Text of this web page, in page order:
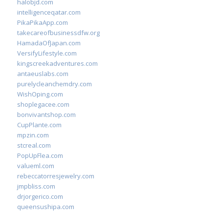
halobjd.com
intelligenceqatar.com
PikaPikaApp.com
takecareofbusinessdfw.org
HamadaOfJapan.com
VersifyLifestyle.com
kingscreekadventures.com
antaeuslabs.com
purelycleanchemdry.com
WishOping.com
shoplegacee.com
bonvivantshop.com
CupPlante.com
mpzin.com
stcreal.com
PopUpFlea.com
valueml.com
rebeccatorresjewelry.com
jmpbliss.com
drjorgerico.com
queensushipa.com